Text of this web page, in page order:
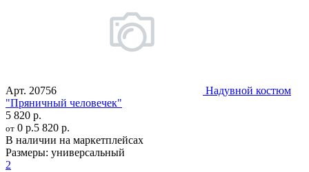
Арт. 20756
Надувной костюм
"Пряничный человечек"
5 820 р.
от 0 р.5 820 р.
В наличии на маркетплейсах
Размеры: универсальный
2